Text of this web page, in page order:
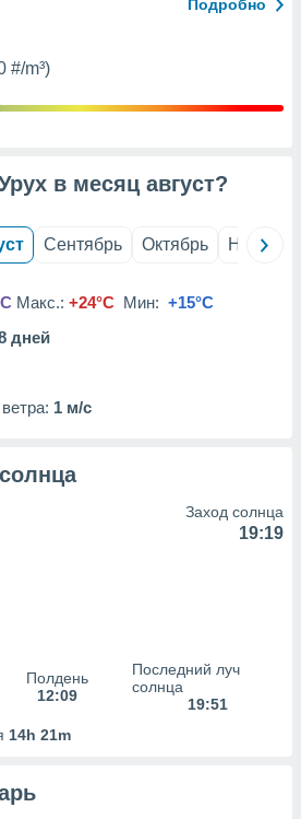
Подробно
#/m³)
в месяц август?
Сентябрь Октябрь Ноябрь
Макс.: +24°C Мин: +15°C
дней
1 м/с
Заход солнца
19:19
Полдень
12:09
Последний луч
солнца
19:51
14h 21m